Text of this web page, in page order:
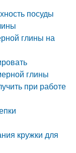
посуды
глины на
глины
при работе
кружки для